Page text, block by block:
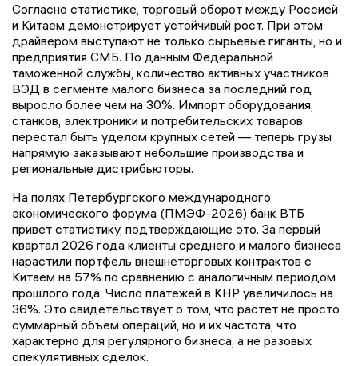
Согласно статистике, торговый оборот между Россией
и Китаем демонстрирует устойчивый рост. При этом
драйвером выступают не только сырьевые гиганты, но и
предприятия СМБ. По данным Федеральной
таможенной службы, количество активных участников
ВЭД в сегменте малого бизнеса за последний год
выросло более чем на 30%. Импорт оборудования,
станков, электроники и потребительских товаров
перестал быть уделом крупных сетей — теперь грузы
напрямую заказывают небольшие производства и
региональные дистрибьюторы.
На полях Петербургского международного
экономического форума (ПМЭФ-2026) банк ВТБ
привет статистику, подтверждающие это. За первый
квартал 2026 года клиенты среднего и малого бизнеса
нарастили портфель внешнеторговых контрактов с
Китаем на 57% по сравнению с аналогичным периодом
прошлого года. Число платежей в КНР увеличилось на
36%. Это свидетельствует о том, что растет не просто
суммарный объем операций, но и их частота, что
характерно для регулярного бизнеса, а не разовых
спекулятивных сделок.